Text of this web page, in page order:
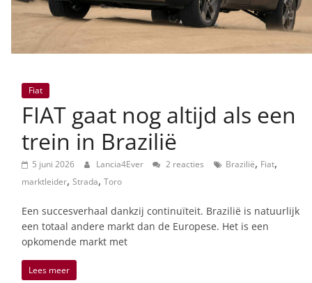
Fiat
FIAT gaat nog altijd als een
trein in Brazilië
5 juni 2026 Lancia4Ever 2 reacties Brazilië, Fiat,
marktleider, Strada, Toro
Een succesverhaal dankzij continuïteit. Brazilië is natuurlijk
een totaal andere markt dan de Europese. Het is een
opkomende markt met
Lees meer